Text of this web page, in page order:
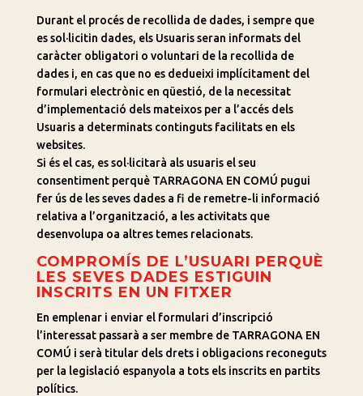
Durant el procés de recollida de dades, i sempre que
es sol·licitin dades, els Usuaris seran informats del
caràcter obligatori o voluntari de la recollida de
dades i, en cas que no es dedueixi implícitament del
formulari electrònic en qüestió, de la necessitat
d’implementació dels mateixos per a l’accés dels
Usuaris a determinats continguts facilitats en els
websites.
Si és el cas, es sol·licitarà als usuaris el seu
consentiment perquè TARRAGONA EN COMÚ pugui
fer ús de les seves dades a fi de remetre-li informació
relativa a l’organització, a les activitats que
desenvolupa oa altres temes relacionats.
COMPROMÍS DE L’USUARI PERQUÈ
LES SEVES DADES ESTIGUIN
INSCRITS EN UN FITXER
En emplenar i enviar el formulari d’inscripció
l’interessat passarà a ser membre de TARRAGONA EN
COMÚ i serà titular dels drets i obligacions reconeguts
per la legislació espanyola a tots els inscrits en partits
polítics.